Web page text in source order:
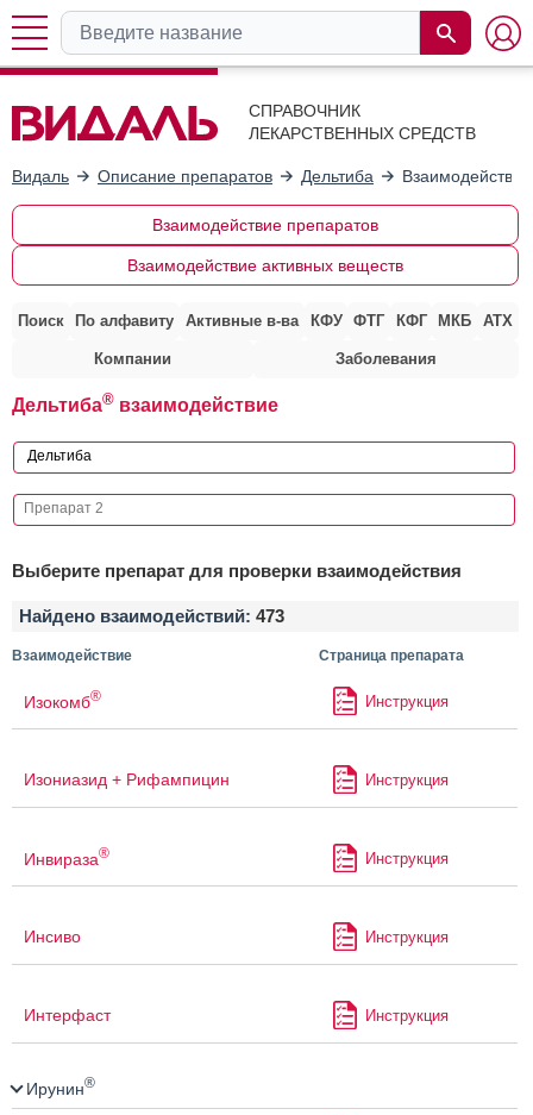
СПРАВОЧНИК
ЛЕКАРСТВЕННЫХ СРЕДСТВ
Видаль Описание препаратов Дельтиба
Взаимодействие препаратов
Взаимодействие активных веществ
Поиск По алфавиту Активные в-ва КФУ ФТГ КФГ МКБ АТХ
Компании Заболевания
Дельтиба® взаимодействие
Выберите препарат для проверки взаимодействия
Найдено взаимодействий: 473
Взаимодействие Страница препарата
Изокомб® Инструкция
Изониазид + Рифампицин Инструкция
Инвираза® Инструкция
Инсиво Инструкция
Интерфаст Инструкция
Ирунин®